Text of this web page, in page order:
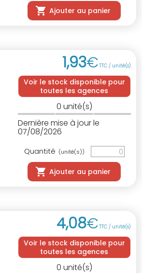
Ajouter au panier
1,93€TTC / unité(s)
Voir le stock disponible pour
toutes les agences
0 unité(s)
Dernière mise à jour le
07/08/2026
Quantité (unité(s))
Ajouter au panier
4,08€TTC / unité(s)
Voir le stock disponible pour
toutes les agences
0 unité(s)